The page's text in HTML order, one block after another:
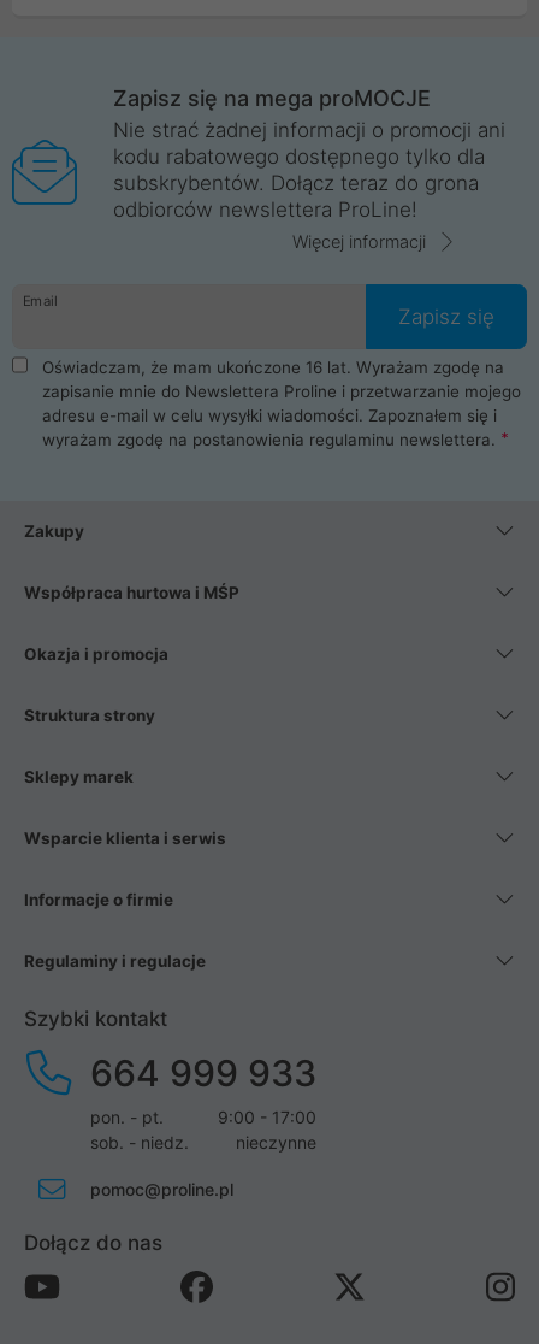
Wrocław, Poznań, Legnica, Katowice, Gliwice, Kalisz, Bytom,
Trzebnica, Opole. Szybka i profesjonalna obsługa!
ProLine to polska firma ze 100% polskim kapitałem. Działamy
legalnie i płacimy podatki w naszym kraju! Posiadamy siedzibę
główną w Mirkowie oraz salony na terenie kraju. Cała
komunikacja ze sklepem komputerowym ProLine jest
danych osobowych. Dlatego zakup notebooka albo laptopa w
ProLine to czysta przyjemność i pełne bezpieczeństwo.
Zaopatrzysz się u nas w akcesoria i części komputerowe
takie jak procesory, karty graficzne, płyty główne, pamięci,
dyski SSD, M.2 oraz HDD. Nasi pracownicy pomogą Ci wybrać
najlepszy zasilacz komputerowy oraz obudowę do komputera.
Poza komputerami mamy również najlepsze na rynku
Smartfony takich producentów jak Xiaomi, Apple, Samsung i
wentylatory. Na koniec mając już to wszystko, możesz
Zapisz się na mega proMOCJE
Nie strać żadnej informacji o promocji ani
kodu rabatowego dostępnego tylko dla
subskrybentów. Dołącz teraz do grona
odbiorców newslettera ProLine!
Więcej informacji
Email
Zapisz się
Oświadczam, że mam ukończone 16 lat. Wyrażam zgodę na
zapisanie mnie do Newslettera Proline i przetwarzanie mojego
adresu e-mail w celu wysyłki wiadomości. Zapoznałem się i
wyrażam zgodę na postanowienia regulaminu newslettera.
Zakupy
Współpraca hurtowa i MŚP
Okazja i promocja
Struktura strony
Sklepy marek
Wsparcie klienta i serwis
Informacje o firmie
Regulaminy i regulacje
Szybki kontakt
664 999 933
pon. - pt.
9:00 - 17:00
sob. - niedz.
nieczynne
pomoc@proline.pl
Dołącz do nas